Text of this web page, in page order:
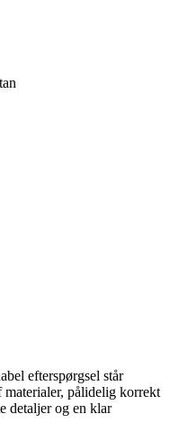
efterspørgsel står
pålidelig korrekt
detaljer og en klar